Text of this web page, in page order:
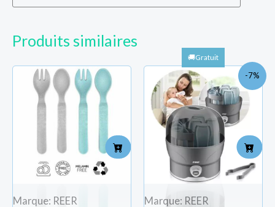
Produits similaires
Marque: REER
-7%
Marque: REER
Le
prix
initial
était :
TND
285.000.
Le
prix